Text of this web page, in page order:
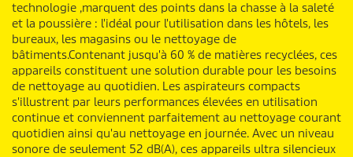
technologie ,marquent des points dans la chasse à la saleté
et la poussière : l'idéal pour l'utilisation dans les hôtels, les
bureaux, les magasins ou le nettoyage de
bâtiments.Contenant jusqu'à 60 % de matières recyclées, ces
appareils constituent une solution durable pour les besoins
de nettoyage au quotidien. Les aspirateurs compacts
s'illustrent par leurs performances élevées en utilisation
continue et conviennent parfaitement au nettoyage courant
quotidien ainsi qu'au nettoyage en journée. Avec un niveau
sonore de seulement 52 dB(A), ces appareils ultra silencieux